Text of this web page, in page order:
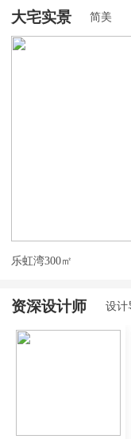
大宅实景 简美
乐虹湾300㎡
资深设计师 设计